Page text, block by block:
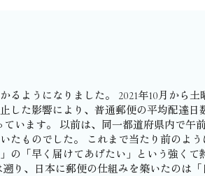
るようになりました。 2021年10月から
した影響により、普通郵便の平均配達日
います。 以前は、同一都道府県内で午
たものでした。 これまで当たり前のよ
の「早く届けてあげたい」という強くて
り、日本に郵便の仕組みを築いたのは